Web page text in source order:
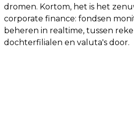
dromen. Kortom, het is het
corporate finance: fondsen
beheren in realtime, tussen
dochterfilialen en valuta's door.